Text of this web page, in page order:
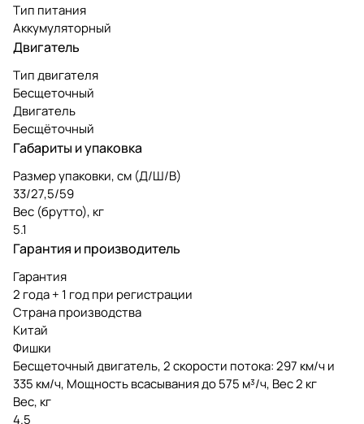
Тип питания
Аккумуляторный
Двигатель
Тип двигателя
Бесщеточный
Двигатель
Бесщёточный
Габариты и упаковка
Размер упаковки, см (Д/Ш/В)
33/27,5/59
Вес (брутто), кг
5.1
Гарантия и производитель
Гарантия
2 года + 1 год при регистрации
Страна производства
Китай
Фишки
Бесщеточный двигатель, 2 скорости потока: 297 км/ч и
335 км/ч, Мощность всасывания до 575 м³/ч, Вес 2 кг
Вес, кг
4.5